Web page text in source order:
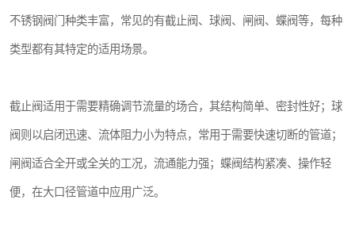
不锈钢阀门种类丰富，常见的有截止阀、球阀、闸阀、蝶阀等，每种
类型都有其特定的适用场景。
截止阀适用于需要精确调节流量的场合，其结构简单、密封性好；球
阀则以启闭迅速、流体阻力小为特点，常用于需要快速切断的管道；
闸阀适合全开或全关的工况，流通能力强；蝶阀结构紧凑、操作轻
便，在大口径管道中应用广泛。